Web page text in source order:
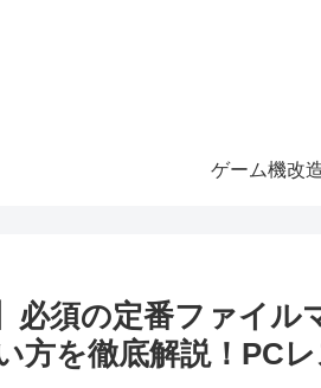
ゲーム機改
必須の定番ファイ
方を徹底解説！PC